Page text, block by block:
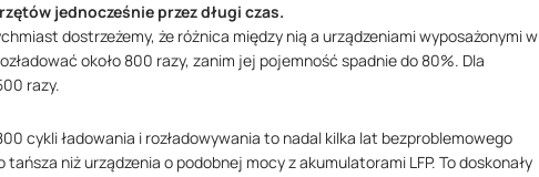
jednocześnie przez długi czas.
dostrzeżemy, że różnica między nią a urządzeniami wyposażonymi w
około 800 razy, zanim jej pojemność spadnie do 80%. Dla
razy.
cykli ładowania i rozładowywania to nadal kilka lat bezproblemowego
niż urządzenia o podobnej mocy z akumulatorami LFP. To doskonały